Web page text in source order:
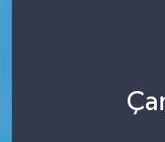
Haber Arşivi